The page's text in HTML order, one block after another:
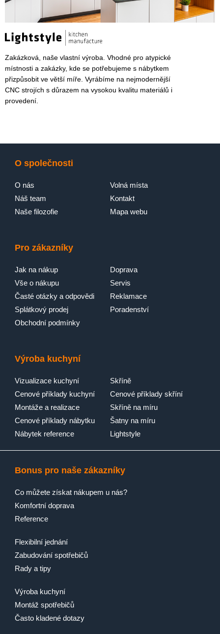
Zakázková, naše vlastní výroba. Vhodné pro atypické
místnosti a zakázky, kde se potřebujeme s nábytkem
přizpůsobit ve větší míře. Vyrábíme na nejmodernější
CNC strojích s důrazem na vysokou kvalitu materiálů i
provedení.
O společnosti
O nás
Náš team
Naše filozofie
Volná místa
Kontakt
Mapa webu
Pro zákazníky
Jak na nákup
Vše o nákupu
Časté otázky a odpovědi
Splátkový prodej
Obchodní podmínky
Doprava
Servis
Reklamace
Poradenství
Výroba kuchyní
Vizualizace kuchyní
Cenové příklady kuchyní
Montáže a realizace
Cenové příklady nábytku
Nábytek reference
Skříně
Cenové příklady skříní
Skříně na míru
Šatny na míru
Lightstyle
Bonus pro naše zákazníky
Co můžete získat nákupem u nás?
Komfortní doprava
Reference
Flexibilní jednání
Zabudování spotřebičů
Rady a tipy
Výroba kuchyní
Montáž spotřebičů
Často kladené dotazy